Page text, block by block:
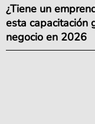
¿Tiene un
esta capacitación
negocio en 2026